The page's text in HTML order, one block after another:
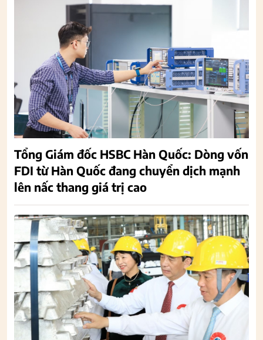
Tổng Giám đốc HSBC Hàn Quốc: Dòng vốn
FDI từ Hàn Quốc đang chuyển dịch mạnh
lên nấc thang giá trị cao